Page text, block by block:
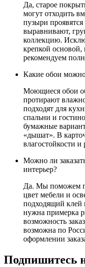
Да, старое
могут отходить
пузыри
выравнивают,
коллекцию.
крепкой основой,
рекомендуем
Какие обои
Моющиеся обои
протирают
подходят для
спальни и
бумажные
«дышат». В
влагостойкости
Можно ли
интерьер?
Да. Мы поможем
цвет мебели и
подходящий клей
нужна примерка
возможность
возможна по
оформлении
Подпишитесь